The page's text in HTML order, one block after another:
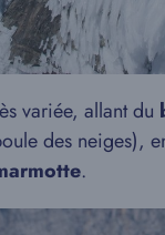
variée, allant du
des neiges),
.